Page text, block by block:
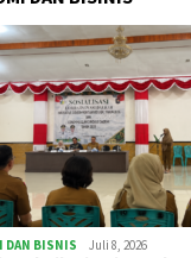
Terbaik Dicari!
Kotamobagu
hadiah Rp27 Juta
DAN BISNIS Juli 8, 2026